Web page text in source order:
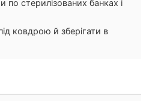
по стерилізованих банках і
ковдрою й зберігати в